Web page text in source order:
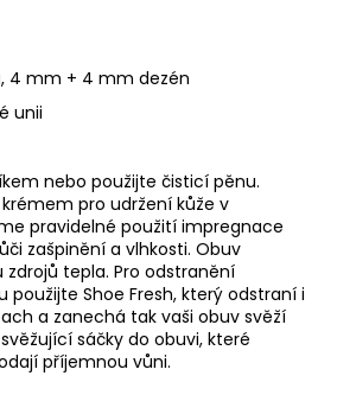
4 mm + 4 mm dezén
unii
nebo použijte čisticí pěnu.
pro udržení kůže v
pravidelné použití impregnace
zašpinění a vlhkosti. Obuv
tepla. Pro odstranění
použijte Shoe Fresh, který odstraní i
a zanechá tak vaši obuv svěží
sáčky do obuvi, které
příjemnou vůni.